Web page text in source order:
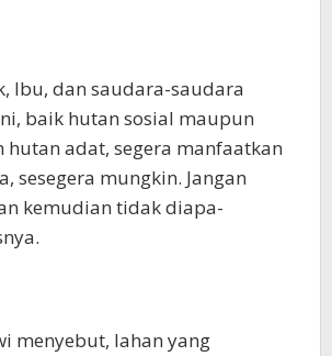
Ibu, dan saudara-saudara
baik hutan sosial maupun
hutan adat, segera manfaatkan
sesegera mungkin. Jangan
kemudian tidak diapa-
menyebut, lahan yang